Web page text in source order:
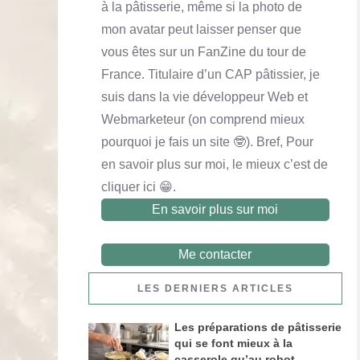
Financier noix de pécan et chocolat au lait
En savoir plus
à la pâtisserie, même si la photo de
mon avatar peut laisser penser que
vous êtes sur un FanZine du tour de
France. Titulaire d’un CAP pâtissier, je
suis dans la vie développeur Web et
Webmarketeur (on comprend mieux
pourquoi je fais un site 🤓). Bref, Pour
en savoir plus sur moi, le mieux c’est de
cliquer ici 😁.
En savoir plus sur moi
Me contacter
LES DERNIERS ARTICLES
Les préparations de pâtisserie
qui se font mieux à la